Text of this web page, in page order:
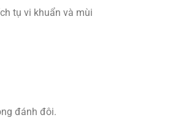
tụ vi khuẩn và mùi
đánh đôi.